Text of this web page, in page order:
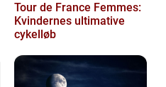
Tour de France Femmes:
Kvindernes ultimative
cykelløb